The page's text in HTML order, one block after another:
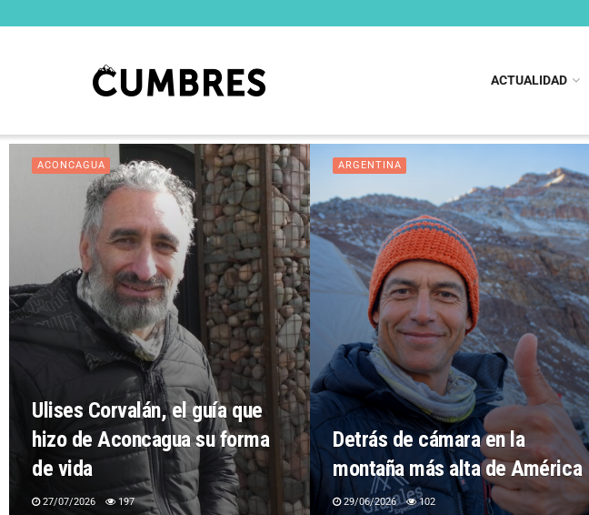
ACTUALIDAD
ACONCAGUA
Ulises Corvalán, el guía que
hizo de Aconcagua su forma
de vida
27/07/2026 197
ARGENTINA
Detrás de cámara en la
montaña más alta de América
29/06/2026 102